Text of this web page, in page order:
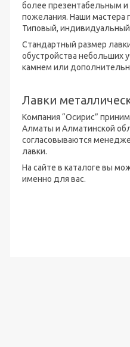
более презентабельным и
пожелания. Наши мастера
Типовый, индивидуальный
Стандартный размер
обустройства небольших
камнем или
Лавки
Компания “Осирис”
Алматы и Алматинской
согласовываются
лавки.
На сайте в каталоге вы
именно для вас.